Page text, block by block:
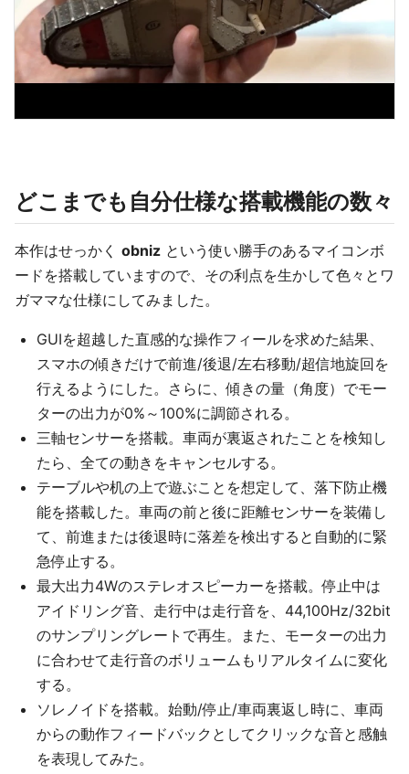
どこまでも自分仕様な搭載機能の数々
本作はせっかく obniz という使い勝手のあるマイコンボ
ードを搭載していますので、その利点を生かして色々とワ
ガママな仕様にしてみました。
GUIを超越した直感的な操作フィールを求めた結果、
スマホの傾きだけで前進/後退/左右移動/超信地旋回を
行えるようにした。さらに、傾きの量（角度）でモー
ターの出力が0%～100%に調節される。
三軸センサーを搭載。車両が裏返されたことを検知し
たら、全ての動きをキャンセルする。
テーブルや机の上で遊ぶことを想定して、落下防止機
能を搭載した。車両の前と後に距離センサーを装備し
て、前進または後退時に落差を検出すると自動的に緊
急停止する。
最大出力4Wのステレオスピーカーを搭載。停止中は
アイドリング音、走行中は走行音を、44,100Hz/32bit
のサンプリングレートで再生。また、モーターの出力
に合わせて走行音のボリュームもリアルタイムに変化
する。
ソレノイドを搭載。始動/停止/車両裏返し時に、車両
からの動作フィードバックとしてクリックな音と感触
を表現してみた。